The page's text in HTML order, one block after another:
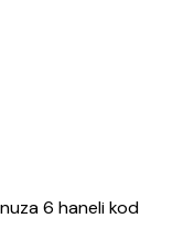
6 haneli kod